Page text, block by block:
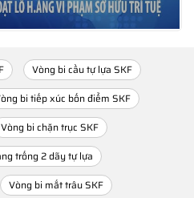
Vòng bi cầu tự lựa SKF
bi tiếp xúc bốn điểm SKF
Vòng bi chặn trục SKF
trống 2 dãy tự lựa
Vòng bi mắt trâu SKF